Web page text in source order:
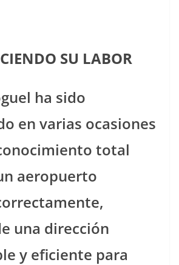
SU LABOR
ha sido
en varias ocasiones
total
aeropuerto
una dirección
y eficiente para